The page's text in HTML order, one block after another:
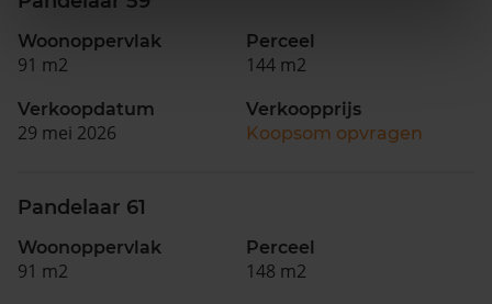
Woonoppervlak
91 m2
Perceel
144 m2
Verkoopdatum
29 mei 2026
Verkoopprijs
Koopsom opvragen
Pandelaar 61
Woonoppervlak
91 m2
Perceel
148 m2